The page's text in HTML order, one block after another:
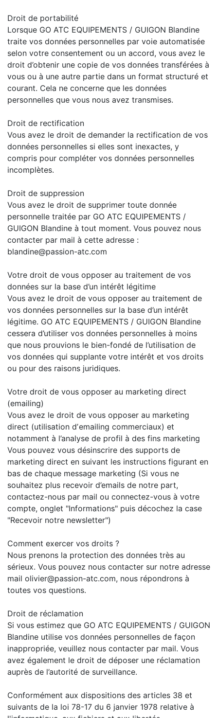
Droit de portabilité
Lorsque GO ATC EQUIPEMENTS / GUIGON Blandine
traite vos données personnelles par voie automatisée
selon votre consentement ou un accord, vous avez le
droit d’obtenir une copie de vos données transférées à
vous ou à une autre partie dans un format structuré et
courant. Cela ne concerne que les données
personnelles que vous nous avez transmises.
Droit de rectification
Vous avez le droit de demander la rectification de vos
données personnelles si elles sont inexactes, y
compris pour compléter vos données personnelles
incomplètes.
Droit de suppression
Vous avez le droit de supprimer toute donnée
personnelle traitée par GO ATC EQUIPEMENTS /
GUIGON Blandine à tout moment. Vous pouvez nous
contacter par mail à cette adresse :
blandine@passion-atc.com
Votre droit de vous opposer au traitement de vos
données sur la base d’un intérêt légitime
Vous avez le droit de vous opposer au traitement de
vos données personnelles sur la base d’un intérêt
légitime. GO ATC EQUIPEMENTS / GUIGON Blandine
cessera d’utiliser vos données personnelles à moins
que nous prouvions le bien-fondé de l’utilisation de
vos données qui supplante votre intérêt et vos droits
ou pour des raisons juridiques.
Votre droit de vous opposer au marketing direct
(emailing)
Vous avez le droit de vous opposer au marketing
direct (utilisation dʼemailing commerciaux) et
notamment à l’analyse de profil à des fins marketing
Vous pouvez vous désinscrire des supports de
marketing direct en suivant les instructions figurant en
bas de chaque message marketing (Si vous ne
souhaitez plus recevoir d’emails de notre part,
contactez-nous par mail ou connectez-vous à votre
compte, onglet "Informations" puis décochez la case
"Recevoir notre newsletter")
Comment exercer vos droits ?
Nous prenons la protection des données très au
sérieux. Vous pouvez nous contacter sur notre adresse
mail olivier@passion-atc.com, nous répondrons à
toutes vos questions.
Droit de réclamation
Si vous estimez que GO ATC EQUIPEMENTS / GUIGON
Blandine utilise vos données personnelles de façon
inappropriée, veuillez nous contacter par mail. Vous
avez également le droit de déposer une réclamation
auprès de l’autorité de surveillance.
Conformément aux dispositions des articles 38 et
suivants de la loi 78-17 du 6 janvier 1978 relative à